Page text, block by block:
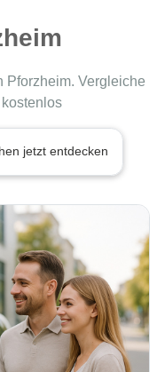
Pforzheim. Vergleiche
jetzt entdecken